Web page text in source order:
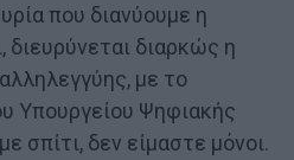
που διανύουμε η
διευρύνεται διαρκώς η
με το
Υπουργείου Ψηφιακής
σπίτι, δεν είμαστε μόνοι.